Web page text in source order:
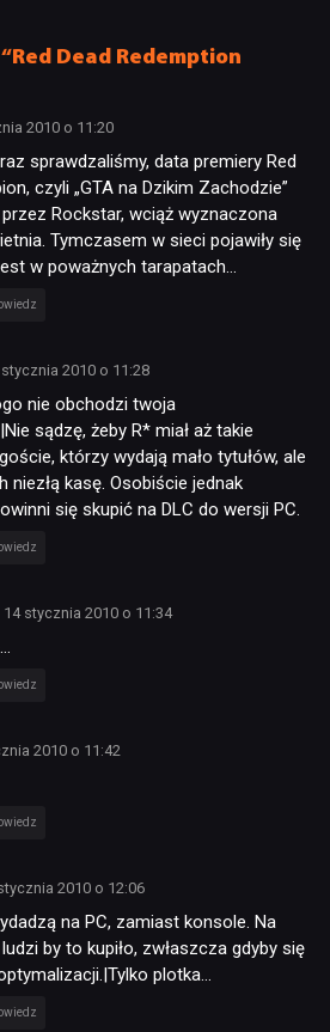
Dead Redemption
2010 o 11:20
sprawdzaliśmy, data premiery Red
czyli „GTA na Dzikim Zachodzie”
Rockstar, wciąż wyznaczona
Tymczasem w sieci pojawiły się
w poważnych tarapatach…
stycznia 2010 o 11:28
nie obchodzi twoja
sądzę, żeby R* miał aż takie
którzy wydają mało tytułów, ale
niezłą kasę. Osobiście jednak
się skupić na DLC do wersji PC.
14 stycznia 2010 o 11:34
2010 o 11:42
2010 o 12:06
na PC, zamiast konsole. Na
by to kupiło, zwłaszcza gdyby się
plotka…